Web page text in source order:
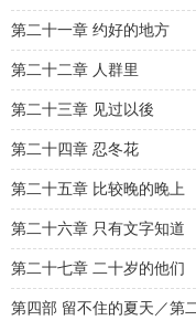
第二十一章 约好的地方
第二十二章 人群里
第二十三章 见过以後
第二十四章 忍冬花
第二十五章 比较晚的晚上
第二十六章 只有文字知道
第二十七章 二十岁的他们
第四部 留不住的夏天／第